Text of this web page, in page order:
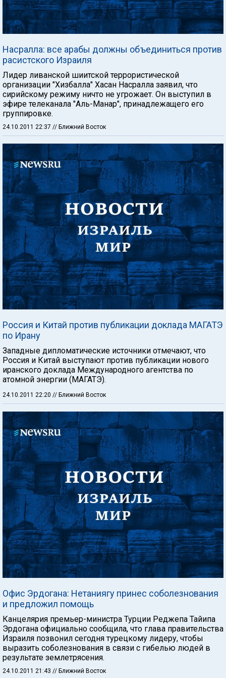
Насралла: все арабы должны объединиться против
расистского Израиля
Лидер ливанской шиитской террористической
организации "Хизбалла" Хасан Насралла заявил, что
сирийскому режиму ничто не угрожает. Он выступил в
эфире телеканала "Аль-Манар", принадлежащего его
группировке.
24.10.2011 22:37 // Ближний Восток
Россия и Китай против публикации доклада МАГАТЭ
по Ирану
Западные дипломатические источники отмечают, что
Россия и Китай выступают против публикации нового
иранского доклада Международного агентства по
атомной энергии (МАГАТЭ).
24.10.2011 22:20 // Ближний Восток
Офис Эрдогана: Нетаниягу принес соболезнования
и предложил помощь
Канцелярия премьер-министра Турции Реджепа Тайипа
Эрдогана официально сообщила, что глава правительства
Израиля позвонил сегодня турецкому лидеру, чтобы
выразить соболезнования в связи с гибелью людей в
результате землетрясения.
24.10.2011 21:43 // Ближний Восток